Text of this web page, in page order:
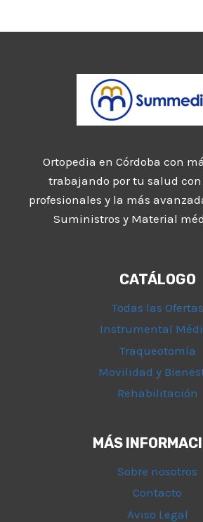
Ortopedia en Córdoba con
trabajando por tu salud con
profesionales y la más
Suministros y Material
CATÁLOGO
Todas las Ofertas
Instrumental
Traqueotomía
Movilidad y
Rehabilitación
MÁS
Sobre nosotros
Contacto
Aviso Legal